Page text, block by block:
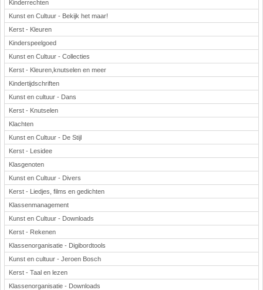
Kinderrechten
Kunst en Cultuur - Bekijk het maar!
Kerst - Kleuren
Kinderspeelgoed
Kunst en Cultuur - Collecties
Kerst - Kleuren,knutselen en meer
Kindertijdschriften
Kunst en cultuur - Dans
Kerst - Knutselen
Klachten
Kunst en Cultuur - De Stijl
Kerst - Lesidee
Klasgenoten
Kunst en Cultuur - Divers
Kerst - Liedjes, films en gedichten
Klassenmanagement
Kunst en Cultuur - Downloads
Kerst - Rekenen
Klassenorganisatie - Digibordtools
Kunst en cultuur - Jeroen Bosch
Kerst - Taal en lezen
Klassenorganisatie - Downloads